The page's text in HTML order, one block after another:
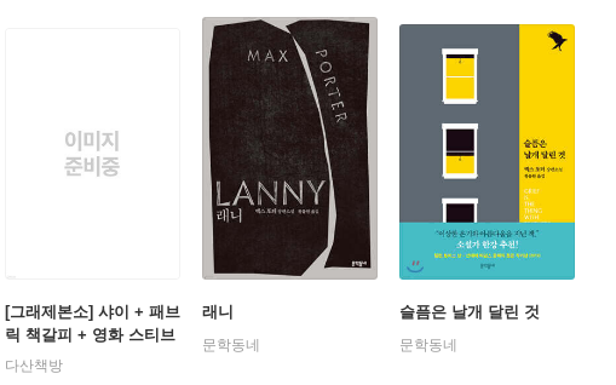
[그래제본소] 샤이 + 패브
릭 책갈피 + 영화 스티브
공식 포스터
다산책방
래니
문학동네
슬픔은 날개 달린 것
문학동네